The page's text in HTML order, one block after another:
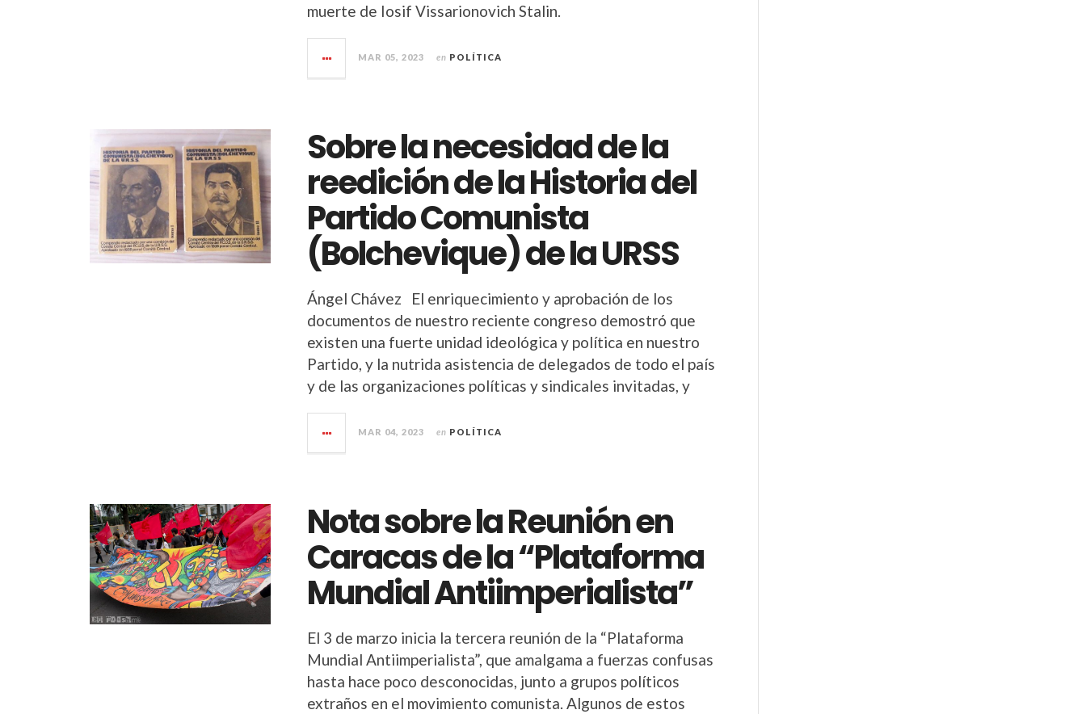
muerte de Iosif Vissarionovich Stalin.
MAR 05, 2023 en POLÍTICA
Sobre la necesidad de la
reedición de la Historia del
Partido Comunista
(Bolchevique) de la URSS
Ángel Chávez El enriquecimiento y aprobación de los
documentos de nuestro reciente congreso demostró que
existen una fuerte unidad ideológica y política en nuestro
Partido, y la nutrida asistencia de delegados de todo el país
y de las organizaciones políticas y sindicales invitadas, y
MAR 04, 2023 en POLÍTICA
Nota sobre la Reunión en
Caracas de la “Plataforma
Mundial Antiimperialista”
El 3 de marzo inicia la tercera reunión de la “Plataforma
Mundial Antiimperialista”, que amalgama a fuerzas confusas
hasta hace poco desconocidas, junto a grupos políticos
extraños en el movimiento comunista. Algunos de estos